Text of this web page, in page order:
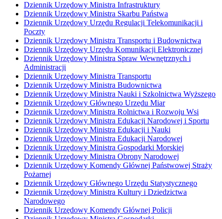
Dziennik Urzędowy Ministra Infrastruktury
Dziennik Urzędowy Ministra Skarbu Państwa
Dziennik Urzędowy Urzędu Regulacji Telekomunikacji i
Poczty
Dziennik Urzędowy Ministra Transportu i Budownictwa
Dziennik Urzędowy Urzędu Komunikacji Elektronicznej
Dziennik Urzędowy Ministra Spraw Wewnętrznych i
Administracji
Dziennik Urzędowy Ministra Transportu
Dziennik Urzędowy Ministra Budownictwa
Dziennik Urzędowy Ministra Nauki i Szkolnictwa Wyższego
Dziennik Urzędowy Głównego Urzędu Miar
Dziennik Urzędowy Ministra Rolnictwa i Rozwoju Wsi
Dziennik Urzędowy Ministra Edukacji Narodowej i Sportu
Dziennik Urzędowy Ministra Edukacji i Nauki
Dziennik Urzędowy Ministra Edukacji Narodowej
Dziennik Urzędowy Ministra Gospodarki Morskiej
Dziennik Urzędowy Ministra Obrony Narodowej
Dziennik Urzędowy Komendy Głównej Państwowej Straży
Pożarnej
Dziennik Urzędowy Głównego Urzędu Statystycznego
Dziennik Urzędowy Ministra Kultury i Dziedzictwa
Narodowego
Dziennik Urzędowy Komendy Głównej Policji